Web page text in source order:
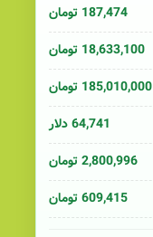
187,474 تومان
18,633,100 تومان
185,010,000 تومان
64,741 دلار
2,800,996 تومان
609,415 تومان